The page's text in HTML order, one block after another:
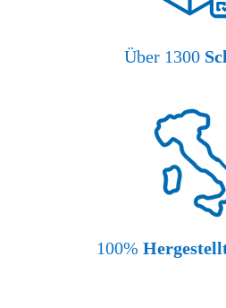
Über 1300
100%